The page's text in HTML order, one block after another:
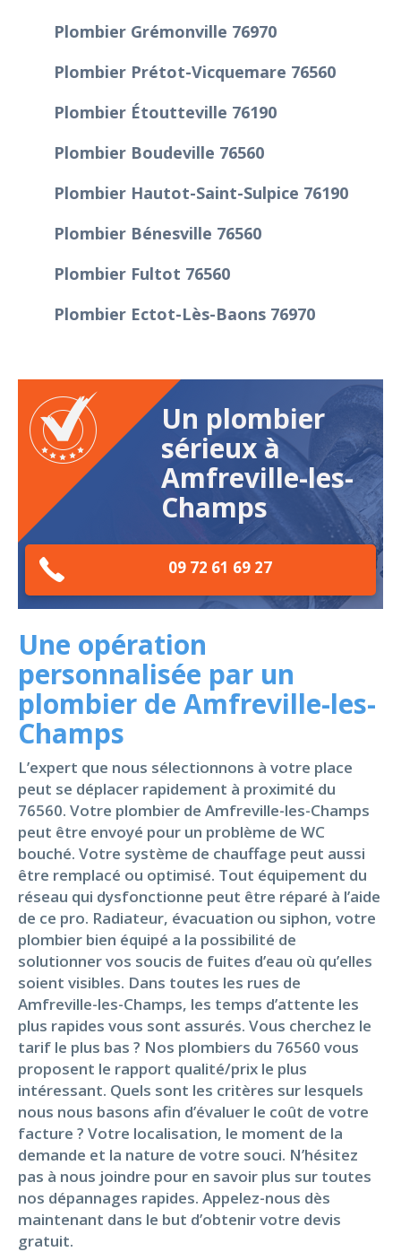
Plombier Grémonville 76970
Plombier Prétot-Vicquemare 76560
Plombier Étoutteville 76190
Plombier Boudeville 76560
Plombier Hautot-Saint-Sulpice 76190
Plombier Bénesville 76560
Plombier Fultot 76560
Plombier Ectot-Lès-Baons 76970
Un plombier
sérieux à
Amfreville-les-
Champs
09 72 61 69 27
Une opération
personnalisée par un
plombier de Amfreville-les-
Champs
L’expert que nous sélectionnons à votre place
peut se déplacer rapidement à proximité du
76560. Votre plombier de Amfreville-les-Champs
peut être envoyé pour un problème de WC
bouché. Votre système de chauffage peut aussi
être remplacé ou optimisé. Tout équipement du
réseau qui dysfonctionne peut être réparé à l’aide
de ce pro. Radiateur, évacuation ou siphon, votre
plombier bien équipé a la possibilité de
solutionner vos soucis de fuites d’eau où qu’elles
soient visibles. Dans toutes les rues de
Amfreville-les-Champs, les temps d’attente les
plus rapides vous sont assurés. Vous cherchez le
tarif le plus bas ? Nos plombiers du 76560 vous
proposent le rapport qualité/prix le plus
intéressant. Quels sont les critères sur lesquels
nous nous basons afin d’évaluer le coût de votre
facture ? Votre localisation, le moment de la
demande et la nature de votre souci. N’hésitez
pas à nous joindre pour en savoir plus sur toutes
nos dépannages rapides. Appelez-nous dès
maintenant dans le but d’obtenir votre devis
gratuit.